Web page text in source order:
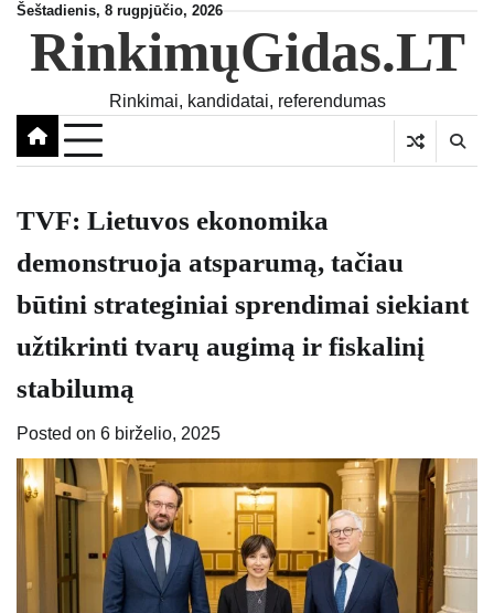
Skip
content
Šeštadienis, 8 rugpjūčio, 2026
RinkimųGidas.LT
Rinkimai, kandidatai, referendumas
TVF: Lietuvos ekonomika
demonstruoja atsparumą, tačiau
būtini strateginiai sprendimai siekiant
užtikrinti tvarų augimą ir fiskalinį
stabilumą
Posted on 6 birželio, 2025